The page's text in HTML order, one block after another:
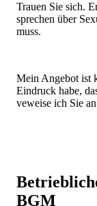
Trauen Sie sich.
sprechen über
muss.
Mein Angebot ist
Eindruck habe,
veweise ich Sie
BGM